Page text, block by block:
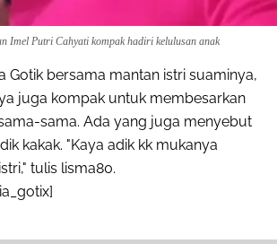
Imel Putri Cahyati kompak hadiri kelulusan anak
Gotik bersama mantan istri suaminya,
juga kompak untuk membesarkan
sama. Ada yang juga menyebut
kakak. "Kaya adik kk mukanya
tulis lisma80.